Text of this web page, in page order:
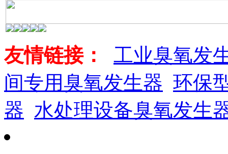
友情链接：
工业臭氧发
间专用臭氧发生器 环保
器 水处理设备臭氧发生